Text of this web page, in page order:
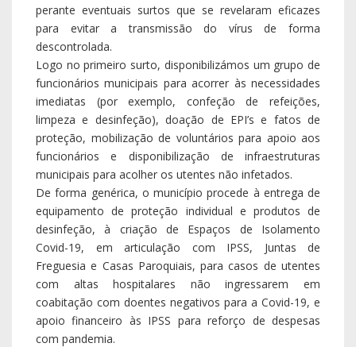
perante eventuais surtos que se revelaram eficazes
para evitar a transmissão do vírus de forma
descontrolada.
Logo no primeiro surto, disponibilizámos um grupo de
funcionários municipais para acorrer às necessidades
imediatas (por exemplo, confeção de refeições,
limpeza e desinfeção), doação de EPI’s e fatos de
proteção, mobilização de voluntários para apoio aos
funcionários e disponibilização de infraestruturas
municipais para acolher os utentes não infetados.
De forma genérica, o município procede à entrega de
equipamento de proteção individual e produtos de
desinfeção, à criação de Espaços de Isolamento
Covid-19, em articulação com IPSS, Juntas de
Freguesia e Casas Paroquiais, para casos de utentes
com altas hospitalares não ingressarem em
coabitação com doentes negativos para a Covid-19, e
apoio financeiro às IPSS para reforço de despesas
com pandemia.